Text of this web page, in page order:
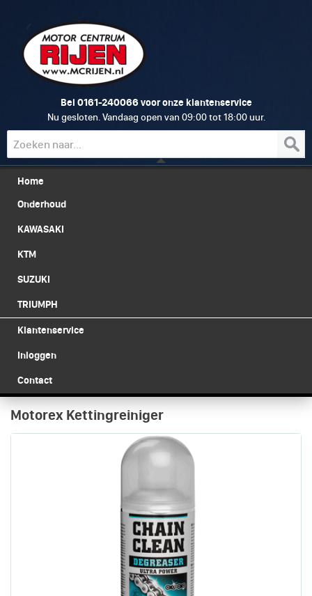
Bel 0161-240066 voor onze klantenservice
Nu gesloten. Vandaag open van 09:00 tot 18:00 uur.
Home
Onderhoud
KAWASAKI
KTM
SUZUKI
TRIUMPH
Klantenservice
Inloggen
Contact
Motorex Kettingreiniger